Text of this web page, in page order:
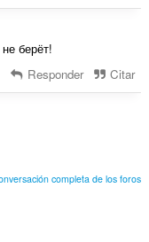
берёт!
Responder Citar
completa de los foros